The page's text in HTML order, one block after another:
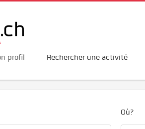
profil Rechercher une activité
Où?